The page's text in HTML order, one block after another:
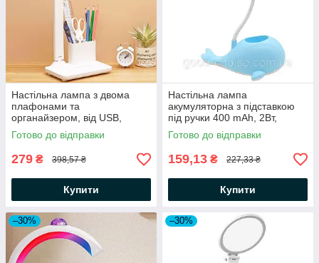
Настільна лампа з двома
плафонами та
органайзером, від USB,
Bailong BL-3302 /
Акумуляторний світильник
Готово до відправки
279 ₴ 398,57 ₴
Купити
Настільна лампа
акумуляторна з підставкою
під ручки 400 mAh, 2Вт,
Блакитний / Лед лампа /
Світлодіодна лампа
Готово до відправки
159,13 ₴ 227,33 ₴
Купити
–30% –30%